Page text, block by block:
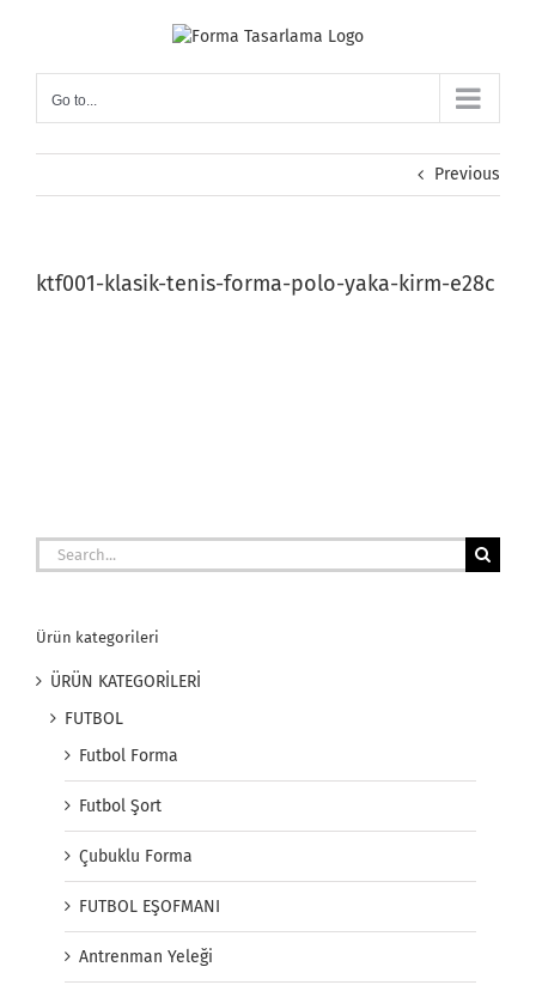
Go to...
Previous
ktf001-klasik-tenis-forma-polo-yaka-kirm-e28c
Search
for:
Ürün kategorileri
ÜRÜN KATEGORİLERİ
FUTBOL
Futbol Forma
Futbol Şort
Çubuklu Forma
FUTBOL EŞOFMANI
Antrenman Yeleği